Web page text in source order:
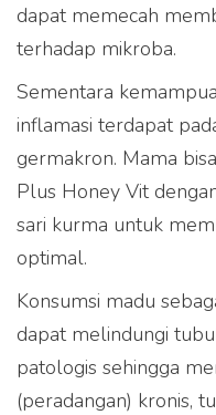
dapat memecah
terhadap mikroba.
Sementara
inflamasi terdapat
germakron. Mama
Plus Honey Vit
sari kurma untuk
optimal.
Konsumsi madu
dapat melindungi
patologis sehingga
(peradangan) kronis,